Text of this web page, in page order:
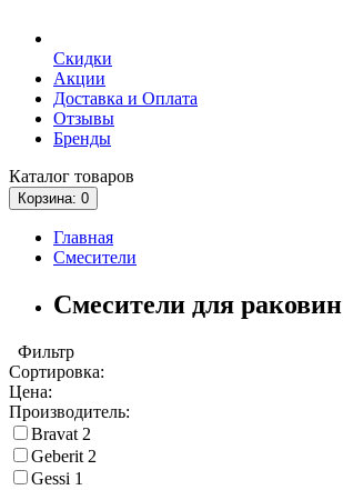
Скидки
Акции
Доставка и Оплата
Отзывы
Бренды
Каталог товаров
Корзина: 0
Главная
Смесители
Смесители для раковин
Фильтр
Сортировка:
Цена:
Производитель:
Bravat 2
Geberit 2
Gessi 1